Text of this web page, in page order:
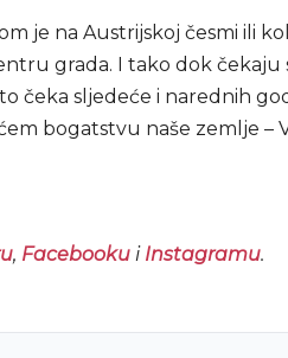
je na Austrijskoj česmi ili
grada. I tako dok čekaju
čeka sljedeće i narednih
bogatstvu naše zemlje –
, Facebookui Instagramu.